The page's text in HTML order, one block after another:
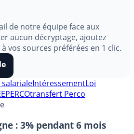
de notre équipe face aux
aucun décryptage, ajoutez
à vos sources préférées en 1 clic.